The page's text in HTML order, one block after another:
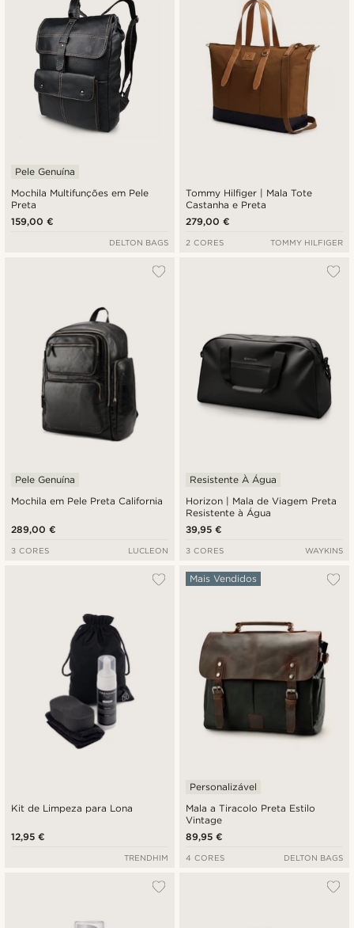
Mochila Multifunções em Pele
Preta
Pele Genuína
159,00 €
DELTON BAGS
Tommy Hilfiger | Mala Tote
Castanha e Preta
279,00 €
2 CORES TOMMY HILFIGER
Mochila em Pele Preta California
Pele Genuína
289,00 €
3 CORES LUCLEON
Horizon | Mala de Viagem Preta
Resistente à Água
Resistente À Água
39,95 €
3 CORES WAYKINS
Kit de Limpeza para Lona
12,95 €
TRENDHIM
Mala a Tiracolo Preta Estilo
Vintage
Mais Vendidos
Personalizável
89,95 €
4 CORES DELTON BAGS